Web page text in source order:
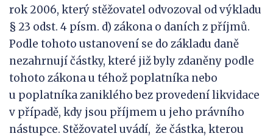
rok 2006, který stěžovatel odvozoval od výkladu
§ 23 odst. 4 písm. d) zákona o daních z příjmů.
Podle tohoto ustanovení se do základu daně
nezahrnují částky, které již byly zdaněny podle
tohoto zákona u téhož poplatníka nebo
u poplatníka zaniklého bez provedení likvidace
v případě, kdy jsou příjmem u jeho právního
nástupce. Stěžovatel uvádí, že částka, kterou